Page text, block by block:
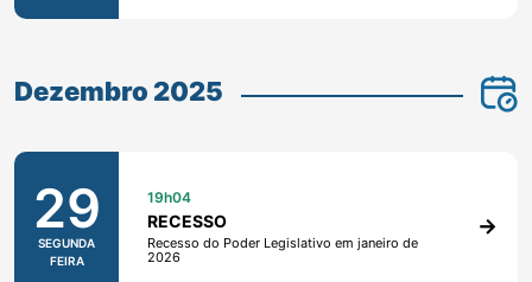
Dezembro 2025
29
SEGUNDA
FEIRA
19h04
RECESSO
Recesso do Poder Legislativo em janeiro de
2026